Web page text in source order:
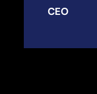
CEO